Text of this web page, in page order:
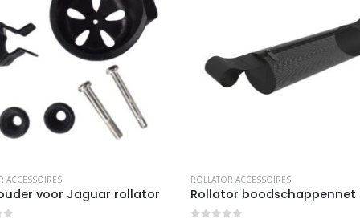
ACCESSOIRES
voor Jaguar rollator
ROLLATOR ACCESSOIRES